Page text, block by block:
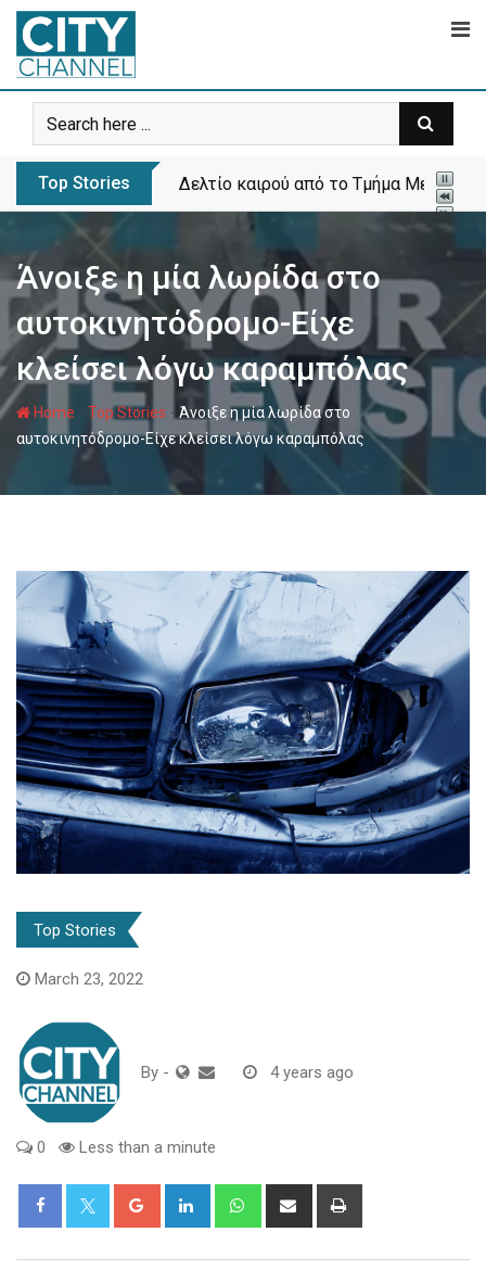
Skip
content
Top Stories Δελτίο καιρού από το Τμήμα
Άνοιξε η μία λωρίδα στο
αυτοκινητόδρομο-Είχε
κλείσει λόγω καραμπόλας
Home -Top Stories - Άνοιξε η μία λωρίδα στο
αυτοκινητόδρομο-Είχε κλείσει λόγω καραμπόλας
Top Stories
March 23, 2022
By - 4 years ago
0 Less than a minute
Google+ LinkedIn WhatsappShare